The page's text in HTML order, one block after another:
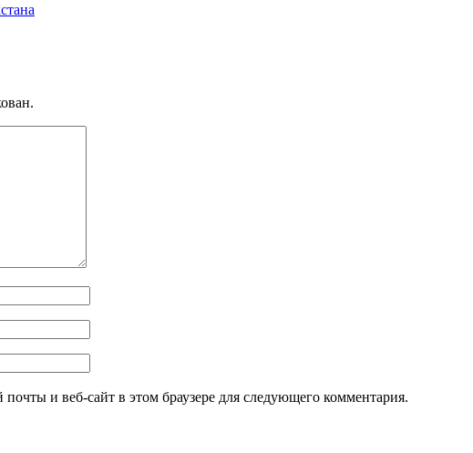
и веб-сайт в этом браузере для следующего комментария.